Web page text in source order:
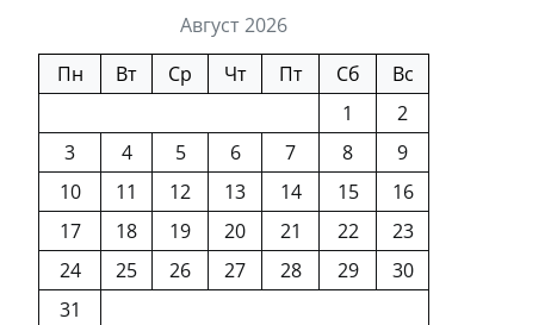
Август 2026
Пн
Вт Ср Чт Пт Сб
Вс
1
2
3
4 5 6 7 8
9
10
11 12 13 14 15
16
17
18 19 20 21 22
23
24
25 26 27 28 29
30
31